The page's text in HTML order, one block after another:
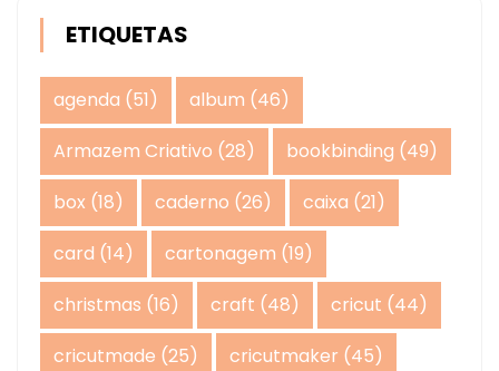
ETIQUETAS
agenda (51) album (46)
Armazem Criativo (28) bookbinding (49)
box (18) caderno (26) caixa (21)
card (14) cartonagem (19)
christmas (16) craft (48) cricut (44)
cricutmade (25) cricutmaker (45)